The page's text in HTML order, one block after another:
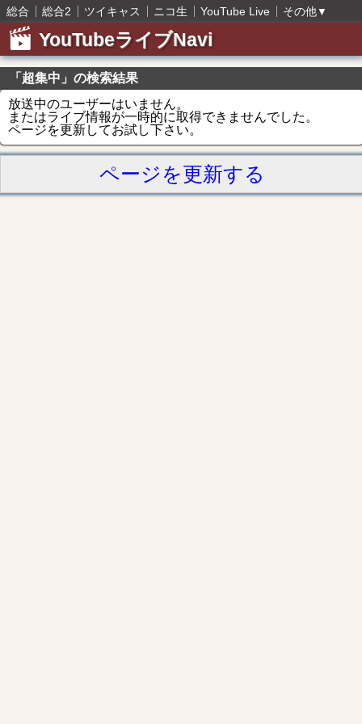
総合 総合2 ツイキャス ニコ生 YouTube Live その他▼
YouTubeライブNavi
「超集中」の検索結果
放送中のユーザーはいません。
またはライブ情報が一時的に取得できませんでした。
ページを更新してお試し下さい。
ページを更新する